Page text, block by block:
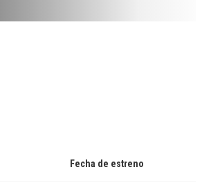
Fecha de estreno